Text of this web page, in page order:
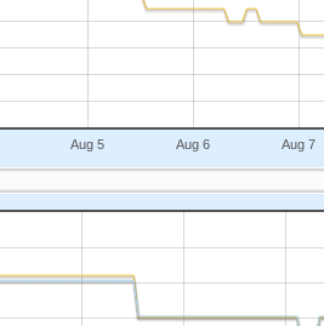
Aug 5 Aug 6 Aug 7